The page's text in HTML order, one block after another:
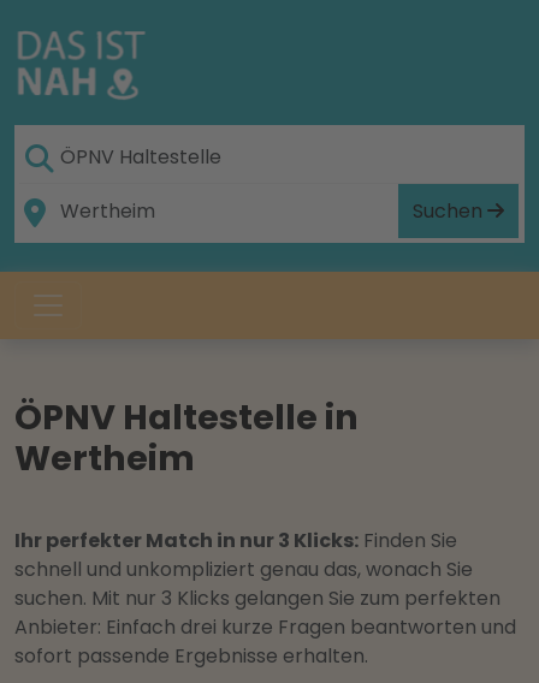
Suchen
ÖPNV Haltestelle in
Wertheim
Ihr perfekter Match in nur 3 Klicks: Finden Sie
schnell und unkompliziert genau das, wonach Sie
suchen. Mit nur 3 Klicks gelangen Sie zum perfekten
Anbieter: Einfach drei kurze Fragen beantworten und
sofort passende Ergebnisse erhalten.